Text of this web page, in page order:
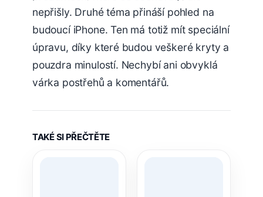
nepřišly. Druhé téma přináší pohled na
budoucí iPhone. Ten má totiž mít speciální
úpravu, díky které budou veškeré kryty a
pouzdra minulostí. Nechybí ani obvyklá
várka postřehů a komentářů.
TAKÉ SI PŘEČTĚTE